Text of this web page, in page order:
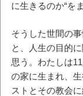
に生きるのか“を
そうした世間の
と、人生の目的
思う。わたしは
の家に生まれ、
ストとその教会